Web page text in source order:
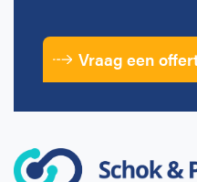
Vraag een